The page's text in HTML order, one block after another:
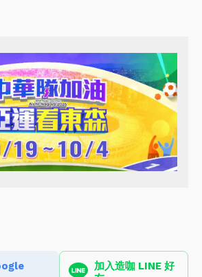
加入造咖 LINE 好